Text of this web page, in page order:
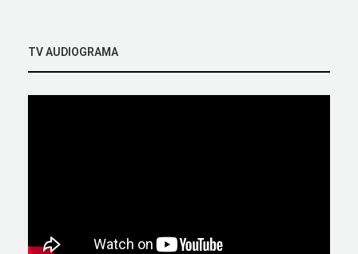
TV AUDIOGRAMA